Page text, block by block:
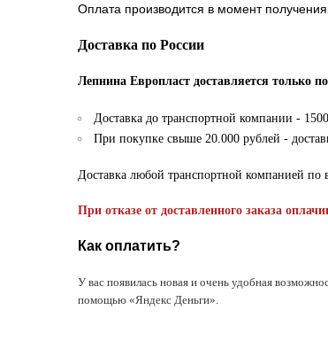
Оплата производится в момент получения
Доставка по России
Лепнина Европласт доставляется только
Доставка до транспортной компании -
При покупке свыше 20.000 рублей -
Доставка любой транспортной компанией по
При отказе от доставленного заказа
Как оплатить?
У вас появилась новая и очень удобная
помощью «Яндекс Деньги».